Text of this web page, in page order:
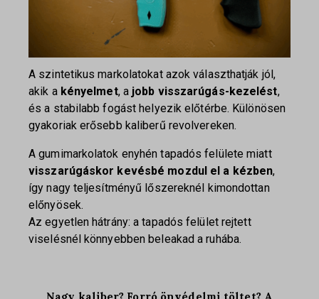
A szintetikus markolatokat azok választhatják jól,
akik a kényelmet, a jobb visszarúgás-kezelést,
és a stabilabb fogást helyezik előtérbe. Különösen
gyakoriak erősebb kaliberű revolvereken.
A gumimarkolatok enyhén tapadós felülete miatt
visszarúgáskor kevésbé mozdul el a kézben,
így nagy teljesítményű lőszereknél kimondottan
előnyösek.
Az egyetlen hátrány: a tapadós felület rejtett
viselésnél könnyebben beleakad a ruhába.